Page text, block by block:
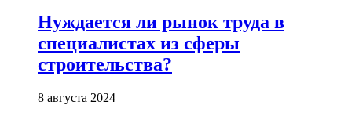
Нуждается ли рынок труда в
специалистах из сферы
строительства?
8 августа 2024